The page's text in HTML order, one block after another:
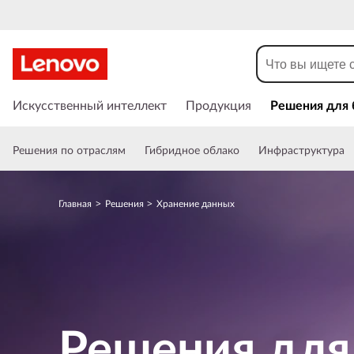
a
a
S
е
й
т
Искусственный интеллект Продукция Решения для
Решения по отраслям Гибридное облако Инфраструктура
Главная Решения Хранение данных